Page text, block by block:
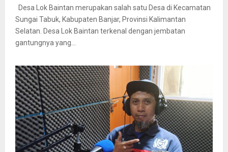
Desa Lok Baintan merupakan salah satu Desa di Kecamatan
Sungai Tabuk, Kabupaten Banjar, Provinsi Kalimantan
Selatan. Desa Lok Baintan terkenal dengan jembatan
gantungnya yang...